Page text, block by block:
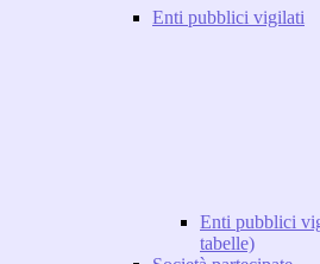
Enti pubblici vigilati
Enti pubblici
tabelle)